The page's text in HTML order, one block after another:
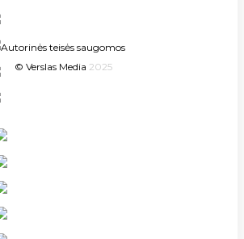
Autorinės teisės saugomos
© Verslas Media 2025